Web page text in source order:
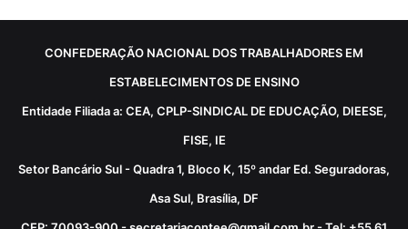
CONFEDERAÇÃO NACIONAL DOS TRABALHADORES EM
ESTABELECIMENTOS DE ENSINO
Entidade Filiada a: CEA, CPLP-SINDICAL DE EDUCAÇÃO, DIEESE,
FISE, IE
Setor Bancário Sul - Quadra 1, Bloco K, 15º andar Ed. Seguradoras,
Asa Sul, Brasília, DF